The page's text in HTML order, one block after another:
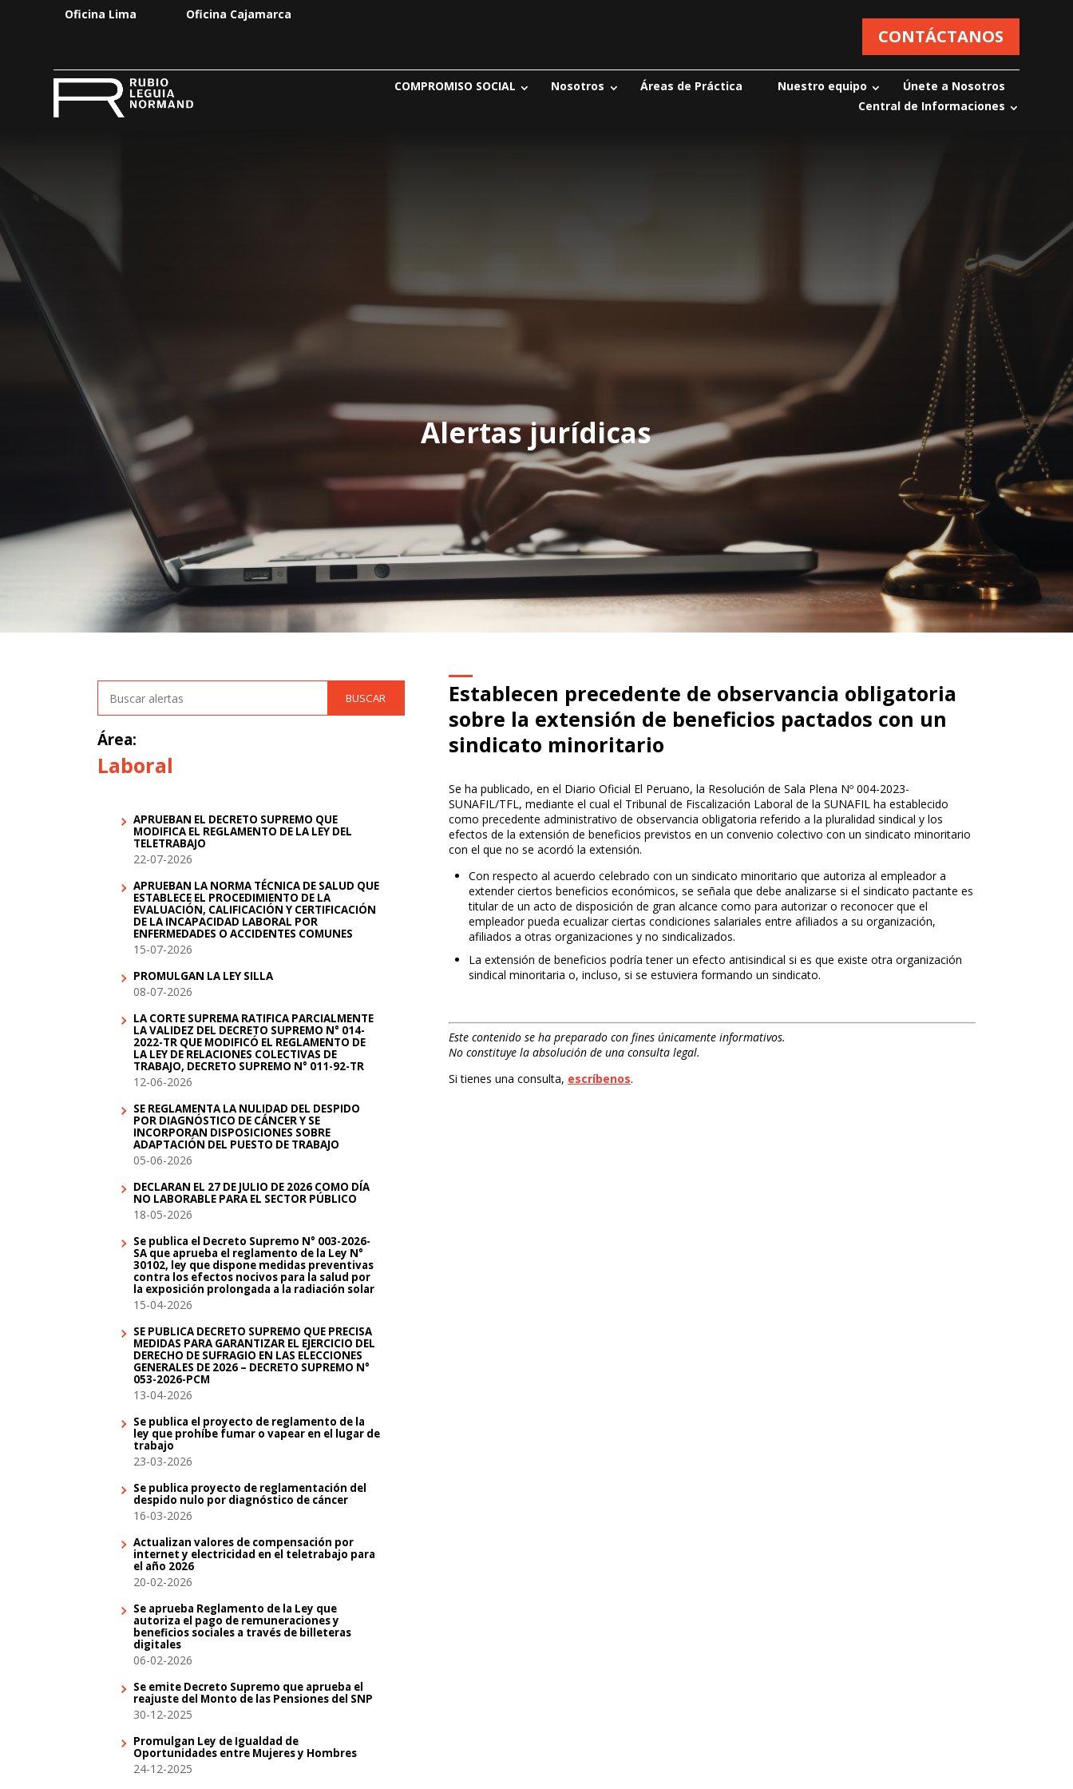
Oficina Lima Oficina Cajamarca
CONTÁCTANOS
COMPROMISO SOCIAL Nosotros Áreas de Práctica Nuestro equipo
Únete a Nosotros
Central de Informaciones
Alertas jurídicas
Área:
Laboral
APRUEBAN EL DECRETO SUPREMO QUE
MODIFICA EL REGLAMENTO DE LA LEY DEL
TELETRABAJO
22-07-2026
APRUEBAN LA NORMA TÉCNICA DE SALUD QUE
ESTABLECE EL PROCEDIMIENTO DE LA
EVALUACIÓN, CALIFICACIÓN Y CERTIFICACIÓN
DE LA INCAPACIDAD LABORAL POR
ENFERMEDADES O ACCIDENTES COMUNES
15-07-2026
PROMULGAN LA LEY SILLA
08-07-2026
LA CORTE SUPREMA RATIFICA PARCIALMENTE
LA VALIDEZ DEL DECRETO SUPREMO N° 014-
2022-TR QUE MODIFICÓ EL REGLAMENTO DE
LA LEY DE RELACIONES COLECTIVAS DE
TRABAJO, DECRETO SUPREMO N° 011-92-TR
12-06-2026
SE REGLAMENTA LA NULIDAD DEL DESPIDO
POR DIAGNÓSTICO DE CÁNCER Y SE
INCORPORAN DISPOSICIONES SOBRE
ADAPTACIÓN DEL PUESTO DE TRABAJO
05-06-2026
DECLARAN EL 27 DE JULIO DE 2026 COMO DÍA
NO LABORABLE PARA EL SECTOR PÚBLICO
18-05-2026
Se publica el Decreto Supremo N° 003-2026-
SA que aprueba el reglamento de la Ley N°
30102, ley que dispone medidas preventivas
contra los efectos nocivos para la salud por
la exposición prolongada a la radiación solar
15-04-2026
SE PUBLICA DECRETO SUPREMO QUE PRECISA
MEDIDAS PARA GARANTIZAR EL EJERCICIO DEL
DERECHO DE SUFRAGIO EN LAS ELECCIONES
GENERALES DE 2026 – DECRETO SUPREMO N°
053-2026-PCM
13-04-2026
Se publica el proyecto de reglamento de la
ley que prohíbe fumar o vapear en el lugar de
trabajo
23-03-2026
Se publica proyecto de reglamentación del
despido nulo por diagnóstico de cáncer
16-03-2026
Actualizan valores de compensación por
internet y electricidad en el teletrabajo para
el año 2026
20-02-2026
Se aprueba Reglamento de la Ley que
autoriza el pago de remuneraciones y
beneficios sociales a través de billeteras
digitales
06-02-2026
Se emite Decreto Supremo que aprueba el
reajuste del Monto de las Pensiones del SNP
30-12-2025
Promulgan Ley de Igualdad de
Oportunidades entre Mujeres y Hombres
24-12-2025
Establecen precedente de observancia obligatoria
sobre la extensión de beneficios pactados con un
sindicato minoritario
Se ha publicado, en el Diario Oficial El Peruano, la Resolución de Sala Plena Nº 004-2023-
SUNAFIL/TFL, mediante el cual el Tribunal de Fiscalización Laboral de la SUNAFIL ha establecido
como precedente administrativo de observancia obligatoria referido a la pluralidad sindical y los
efectos de la extensión de beneficios previstos en un convenio colectivo con un sindicato minoritario
con el que no se acordó la extensión.
Con respecto al acuerdo celebrado con un sindicato minoritario que autoriza al empleador a
extender ciertos beneficios económicos, se señala que debe analizarse si el sindicato pactante es
titular de un acto de disposición de gran alcance como para autorizar o reconocer que el
empleador pueda ecualizar ciertas condiciones salariales entre afiliados a su organización,
afiliados a otras organizaciones y no sindicalizados.
La extensión de beneficios podría tener un efecto antisindical si es que existe otra organización
sindical minoritaria o, incluso, si se estuviera formando un sindicato.
Este contenido se ha preparado con fines únicamente informativos.
No constituye la absolución de una consulta legal.
Si tienes una consulta, escríbenos.